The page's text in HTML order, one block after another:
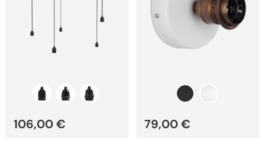
106,00€ 79,00€
gewählt
werden